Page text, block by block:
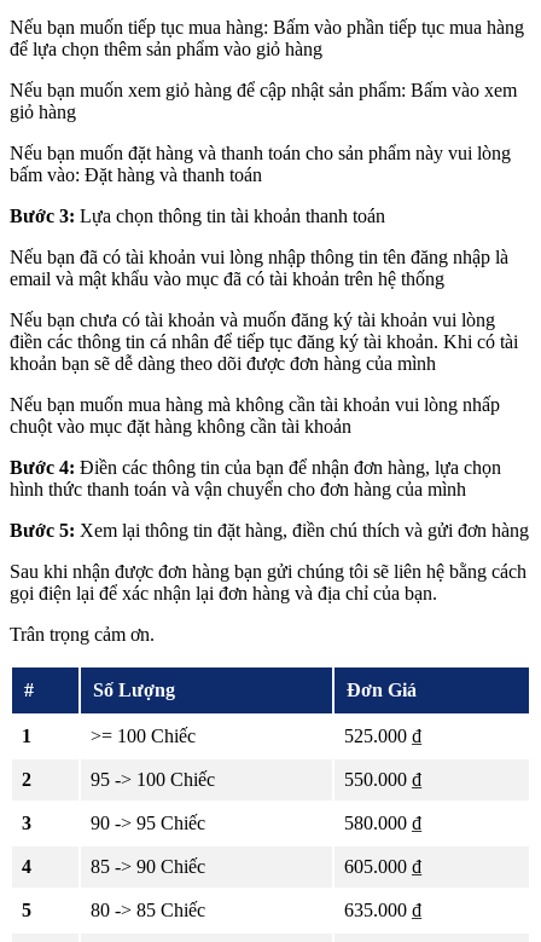
Nếu bạn muốn tiếp tục mua hàng: Bấm vào phần tiếp tục mua hàng
để lựa chọn thêm sản phẩm vào giỏ hàng
Nếu bạn muốn xem giỏ hàng để cập nhật sản phẩm: Bấm vào xem
giỏ hàng
Nếu bạn muốn đặt hàng và thanh toán cho sản phẩm này vui lòng
bấm vào: Đặt hàng và thanh toán
Bước 3: Lựa chọn thông tin tài khoản thanh toán
Nếu bạn đã có tài khoản vui lòng nhập thông tin tên đăng nhập là
email và mật khẩu vào mục đã có tài khoản trên hệ thống
Nếu bạn chưa có tài khoản và muốn đăng ký tài khoản vui lòng
điền các thông tin cá nhân để tiếp tục đăng ký tài khoản. Khi có tài
khoản bạn sẽ dễ dàng theo dõi được đơn hàng của mình
Nếu bạn muốn mua hàng mà không cần tài khoản vui lòng nhấp
chuột vào mục đặt hàng không cần tài khoản
Bước 4: Điền các thông tin của bạn để nhận đơn hàng, lựa chọn
hình thức thanh toán và vận chuyển cho đơn hàng của mình
Bước 5: Xem lại thông tin đặt hàng, điền chú thích và gửi đơn hàng
Sau khi nhận được đơn hàng bạn gửi chúng tôi sẽ liên hệ bằng cách
gọi điện lại để xác nhận lại đơn hàng và địa chỉ của bạn.
Trân trọng cảm ơn.
# Số Lượng Đơn Giá
1 >= 100 Chiếc 525.000 ₫
2 95 -> 100 Chiếc 550.000 ₫
3 90 -> 95 Chiếc 580.000 ₫
4 85 -> 90 Chiếc 605.000 ₫
5 80 -> 85 Chiếc 635.000 ₫